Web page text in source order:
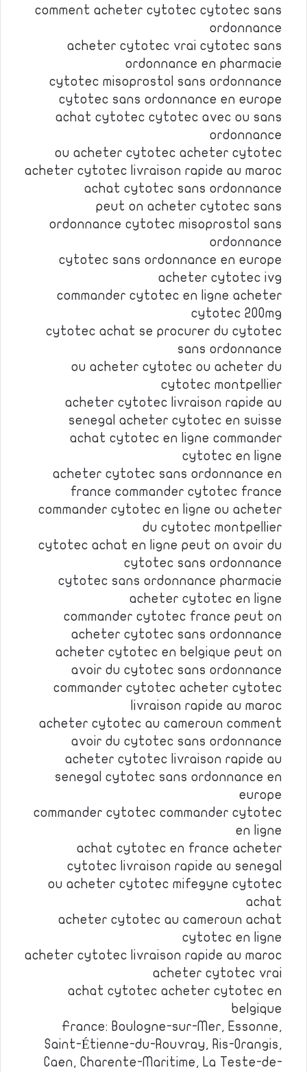
comment acheter cytotec cytotec sans
ordonnance
acheter cytotec vrai cytotec sans
ordonnance en pharmacie
cytotec misoprostol sans ordonnance
cytotec sans ordonnance en europe
achat cytotec cytotec avec ou sans
ordonnance
ou acheter cytotec acheter cytotec
acheter cytotec livraison rapide au maroc
achat cytotec sans ordonnance
peut on acheter cytotec sans
ordonnance cytotec misoprostol sans
ordonnance
cytotec sans ordonnance en europe
acheter cytotec ivg
commander cytotec en ligne acheter
cytotec 200mg
cytotec achat se procurer du cytotec
sans ordonnance
ou acheter cytotec ou acheter du
cytotec montpellier
acheter cytotec livraison rapide au
senegal acheter cytotec en suisse
achat cytotec en ligne commander
cytotec en ligne
acheter cytotec sans ordonnance en
france commander cytotec france
commander cytotec en ligne ou acheter
du cytotec montpellier
cytotec achat en ligne peut on avoir du
cytotec sans ordonnance
cytotec sans ordonnance pharmacie
acheter cytotec en ligne
commander cytotec france peut on
acheter cytotec sans ordonnance
acheter cytotec en belgique peut on
avoir du cytotec sans ordonnance
commander cytotec acheter cytotec
livraison rapide au maroc
acheter cytotec au cameroun comment
avoir du cytotec sans ordonnance
acheter cytotec livraison rapide au
senegal cytotec sans ordonnance en
europe
commander cytotec commander cytotec
en ligne
achat cytotec en france acheter
cytotec livraison rapide au senegal
ou acheter cytotec mifegyne cytotec
achat
acheter cytotec au cameroun achat
cytotec en ligne
acheter cytotec livraison rapide au maroc
acheter cytotec vrai
achat cytotec acheter cytotec en
belgique
France: Boulogne-sur-Mer, Essonne,
Saint-Étienne-du-Rouvray, Ris-Orangis,
Caen, Charente-Maritime, La Teste-de-